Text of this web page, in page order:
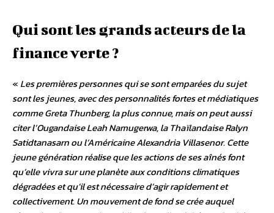
Qui sont les grands acteurs de la
finance verte ?
« Les premières personnes qui se sont emparées du sujet
sont les jeunes, avec des personnalités fortes et médiatiques
comme Greta Thunberg, la plus connue, mais on peut aussi
citer l’Ougandaise Leah Namugerwa, la Thaïlandaise Ralyn
Satidtanasarn ou l’Américaine Alexandria Villasenor. Cette
jeune génération réalise que les actions de ses aînés font
qu’elle vivra sur une planète aux conditions climatiques
dégradées et qu’il est nécessaire d’agir rapidement et
collectivement. Un mouvement de fond se crée auquel